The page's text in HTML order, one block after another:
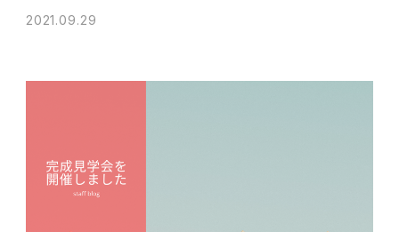
2021.09.29